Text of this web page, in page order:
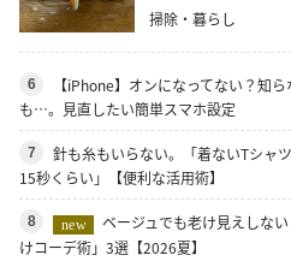
掃除・暮らし
6
【iPhone】オンになってない？知
も…。見直したい簡単スマホ設定
7
針も糸もいらない。「着ないTシャ
15秒くらい」【便利な活用術】
8 new
ベージュでも老け見えしな
けコーデ術」3選【2026夏】